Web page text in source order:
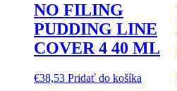
NO FILING
PUDDING LINE
COVER 4 40 ML
€38,53 Pridať do košíka